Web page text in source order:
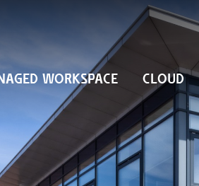
WORKSPACE CLOUD